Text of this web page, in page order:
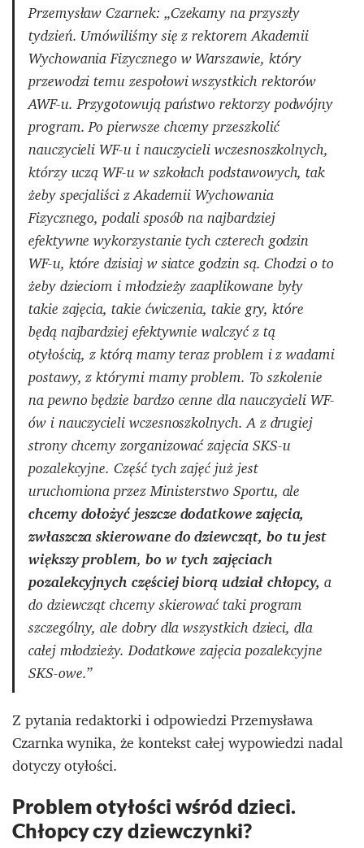
Przemysław Czarnek: „Czekamy na przyszły
tydzień. Umówiliśmy się z rektorem Akademii
Wychowania Fizycznego w Warszawie, który
przewodzi temu zespołowi wszystkich rektorów
AWF-u. Przygotowują państwo rektorzy podwójny
program. Po pierwsze chcemy przeszkolić
nauczycieli WF-u i nauczycieli wczesnoszkolnych,
którzy uczą WF-u w szkołach podstawowych, tak
żeby specjaliści z Akademii Wychowania
Fizycznego, podali sposób na najbardziej
efektywne wykorzystanie tych czterech godzin
WF-u, które dzisiaj w siatce godzin są. Chodzi o to
żeby dzieciom i młodzieży zaaplikowane były
takie zajęcia, takie ćwiczenia, takie gry, które
będą najbardziej efektywnie walczyć z tą
otyłością, z którą mamy teraz problem i z wadami
postawy, z którymi mamy problem. To szkolenie
na pewno będzie bardzo cenne dla nauczycieli WF-
ów i nauczycieli wczesnoszkolnych. A z drugiej
strony chcemy zorganizować zajęcia SKS-u
pozalekcyjne. Część tych zajęć już jest
uruchomiona przez Ministerstwo Sportu, ale
chcemy dołożyć jeszcze dodatkowe zajęcia,
zwłaszcza skierowane do dziewcząt, bo tu jest
większy problem, bo w tych zajęciach
pozalekcyjnych częściej biorą udział chłopcy, a
do dziewcząt chcemy skierować taki program
szczególny, ale dobry dla wszystkich dzieci, dla
całej młodzieży. Dodatkowe zajęcia pozalekcyjne
SKS-owe.”
Z pytania redaktorki i odpowiedzi Przemysława
Czarnka wynika, że kontekst całej wypowiedzi nadal
dotyczy otyłości.
Problem otyłości wśród dzieci.
Chłopcy czy dziewczynki?